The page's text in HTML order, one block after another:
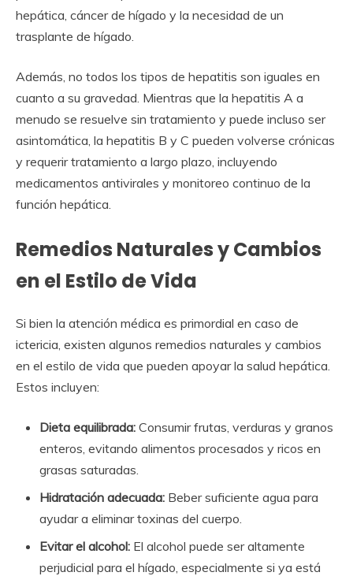
hepática, cáncer de hígado y la necesidad de un
trasplante de hígado.
Además, no todos los tipos de hepatitis son iguales en
cuanto a su gravedad. Mientras que la hepatitis A a
menudo se resuelve sin tratamiento y puede incluso ser
asintomática, la hepatitis B y C pueden volverse crónicas
y requerir tratamiento a largo plazo, incluyendo
medicamentos antivirales y monitoreo continuo de la
función hepática.
Remedios Naturales y Cambios
en el Estilo de Vida
Si bien la atención médica es primordial en caso de
ictericia, existen algunos remedios naturales y cambios
en el estilo de vida que pueden apoyar la salud hepática.
Estos incluyen:
Dieta equilibrada: Consumir frutas, verduras y granos
enteros, evitando alimentos procesados y ricos en
grasas saturadas.
Hidratación adecuada: Beber suficiente agua para
ayudar a eliminar toxinas del cuerpo.
Evitar el alcohol: El alcohol puede ser altamente
perjudicial para el hígado, especialmente si ya está